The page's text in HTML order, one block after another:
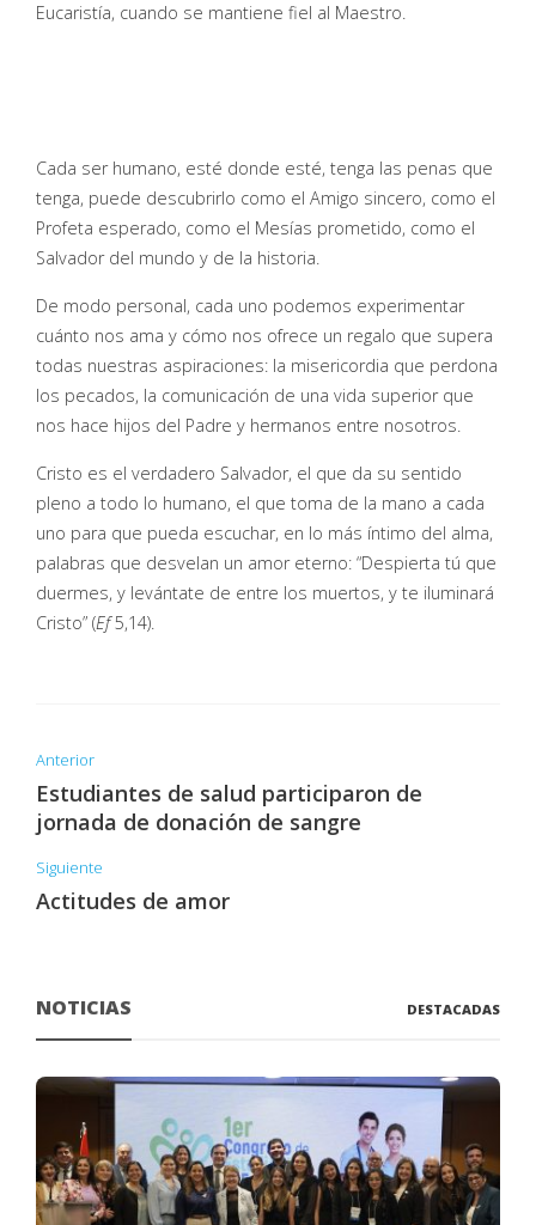
Eucaristía, cuando se mantiene fiel al Maestro.
Cada ser humano, esté donde esté, tenga las penas que
tenga, puede descubrirlo como el Amigo sincero, como el
Profeta esperado, como el Mesías prometido, como el
Salvador del mundo y de la historia.
De modo personal, cada uno podemos experimentar
cuánto nos ama y cómo nos ofrece un regalo que supera
todas nuestras aspiraciones: la misericordia que perdona
los pecados, la comunicación de una vida superior que
nos hace hijos del Padre y hermanos entre nosotros.
Cristo es el verdadero Salvador, el que da su sentido
pleno a todo lo humano, el que toma de la mano a cada
uno para que pueda escuchar, en lo más íntimo del alma,
palabras que desvelan un amor eterno: “Despierta tú que
duermes, y levántate de entre los muertos, y te iluminará
Cristo” (Ef5,14).
Anterior
Estudiantes de salud participaron de
jornada de donación de sangre
Siguiente
Actitudes de amor
NOTICIAS DESTACADAS